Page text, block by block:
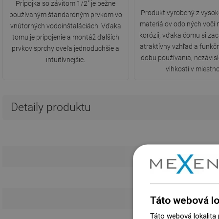
Prípojka so závitom 1/2" je bežne
používaným štandardným prvkom vo
vnútorných vodoinštaláciách. Vďaka
tomu je pripojenie a montáž ďalších
prvkov sprchy oveľa jednoduchšie a
intuitívnejšie.
Produkt vyrobený z
materiálov odolných voči
korózii, vďaka čomu si
atraktívny vzhľad a
dobu používania,
vlhkosti v
Detaily produktu
Táto webová
Táto webová lokalita